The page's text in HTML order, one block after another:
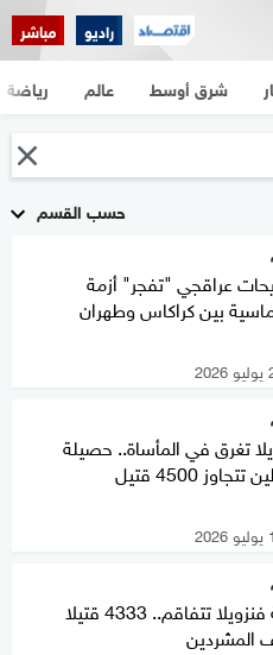
راديو مباشر
شرق أوسط عالم رياضة
حسب القسم
عراقجي "تفجر" أزمة
بين كراكاس وطهران
تغرق في المأساة.. حصيلة
تتجاوز 4500 قتيل
كارثة فنزويلا تتفاقم.. 4333 قتيلا
المشردين